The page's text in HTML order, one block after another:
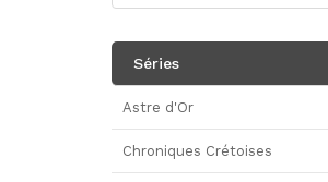
Séries
Astre d'Or
Chroniques Crétoises